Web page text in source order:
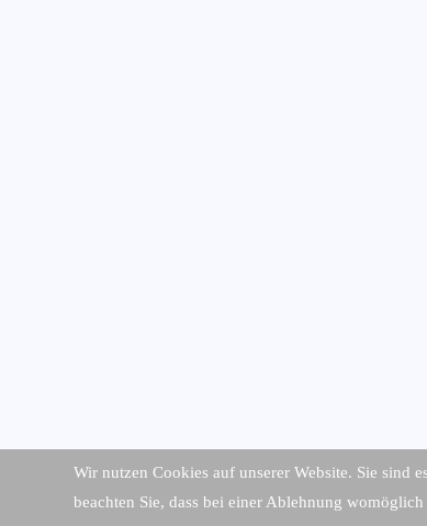
Wir nutzen Cookies auf unserer Website. Sie sind
beachten Sie, dass bei einer Ablehnung